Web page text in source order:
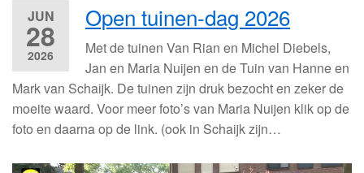
JUN
28
2026
Open tuinen-dag 2026
Met de tuinen Van Rian en Michel Diebels,
Jan en Maria Nuijen en de Tuin van Hanne en
Mark van Schaijk. De tuinen zijn druk bezocht en zeker de
moeite waard. Voor meer foto’s van Maria Nuijen klik op de
foto en daarna op de link. (ook in Schaijk zijn…